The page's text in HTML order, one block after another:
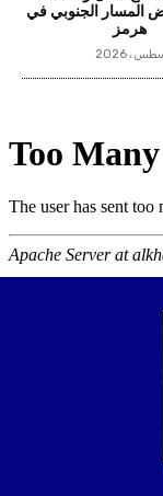
المسار الجنوبي في
هرمز